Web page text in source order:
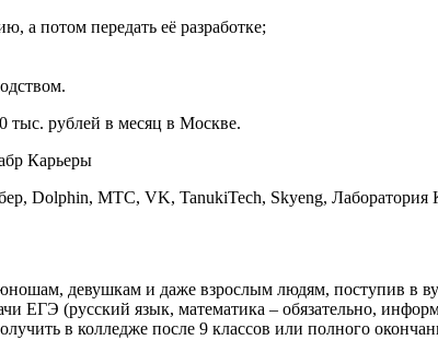
а потом передать её разработке;
тыс. рублей в месяц в Москве.
Карьеры
Dolphin, МТС, VK, TanukiTech, Skyeng, Лаборатория
девушкам и даже взрослым людям, поступив в
ЕГЭ (русский язык, математика – обязательно,
в колледже после 9 классов или полного